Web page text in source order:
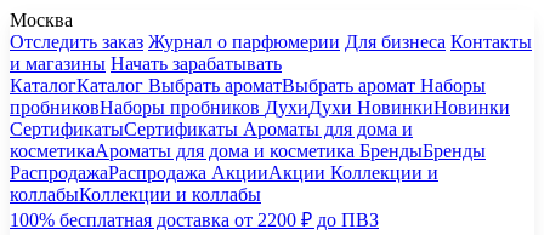
Москва
Отследить заказ Журнал о парфюмерии Для бизнеса Контакты
и магазины Начать зарабатывать
КаталогКаталог Выбрать ароматВыбрать аромат Наборы
пробниковНаборы пробников ДухиДухи НовинкиНовинки
СертификатыСертификаты Ароматы для дома и
косметикаАроматы для дома и косметика БрендыБренды
РаспродажаРаспродажа АкцииАкции Коллекции и
коллабыКоллекции и коллабы
100% бесплатная доставка от 2200 ₽ до ПВЗ